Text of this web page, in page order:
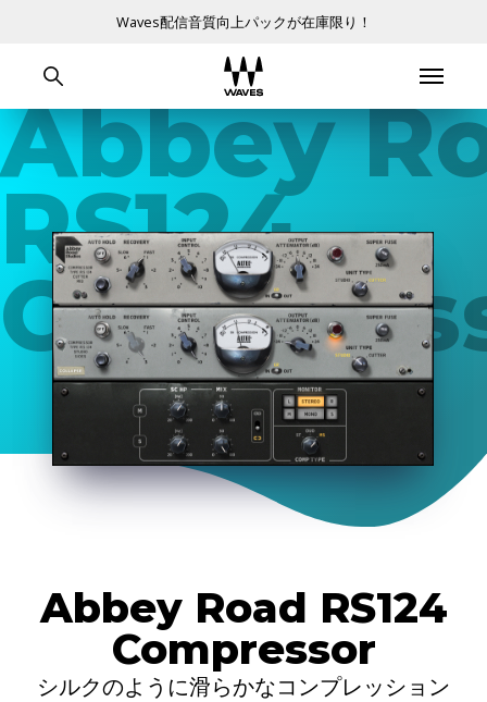
Waves配信音質向上パックが在庫限り！
Abbey
RS124
Abbey Road RS124
Compressor
シルクのように滑らかなコンプレッション